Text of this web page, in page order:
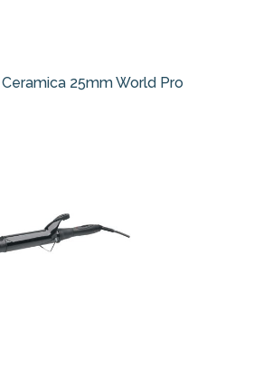
25mm World Pro